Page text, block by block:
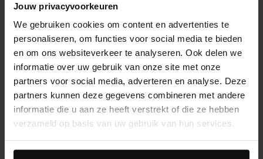
Jouw privacyvoorkeuren
We gebruiken cookies om content en advertenties te
personaliseren, om functies voor social media te bieden
en om ons websiteverkeer te analyseren. Ook delen we
informatie over uw gebruik van onze site met onze
partners voor social media, adverteren en analyse. Deze
partners kunnen deze gegevens combineren met andere
informatie die u aan ze heeft verstrekt of die ze hebben
verzameld op basis van uw gebruik van hun services.
Daarnaast werken wij samen met Google voor
Sélectionnez votre taille
Service d'assistance
Délai de rétractation de 14 jours
Description du produit
Ces santiags en daim avec détails serpent de Sacha
ont une hauteur de talon de 5 cm, une hauteur de tige
de 32 cm et une circonférence de 37 cm, mesurées